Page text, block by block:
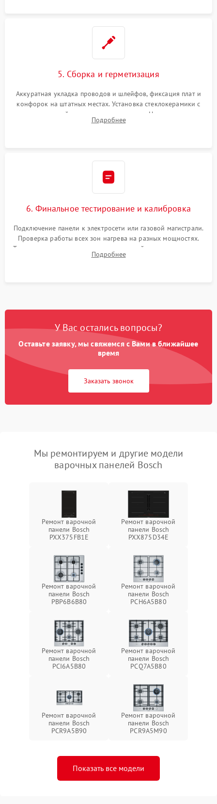
5. Сборка и герметизация
Аккуратная укладка проводов и шлейфов, фиксация плат и
конфорок на штатных местах. Установка стеклокерамики с
проверкой равномерности зазоров. Нанесение
термостойкого герметика или укладка уплотнительной
Подробнее
6. Финальное тестирование и калибровка
Подключение панели к электросети или газовой магистрали.
Проверка работы всех зон нагрева на разных мощностях.
Тестирование сенсорного управления, таймера, индикаторов
остаточного тепла и систем защиты от перегрева.
Подробнее
У Вас остались вопросы?
Оставьте заявку, мы свяжемся с Вами в ближайшее
время
Заказать звонок
Мы ремонтируем и другие модели
варочных панелей Bosch
Ремонт варочной
панели Bosch
PXX375FB1E
Ремонт варочной
панели Bosch
PXX875D34E
Ремонт варочной
панели Bosch
PBP6B6B80
Ремонт варочной
панели Bosch
PCH6A5B80
Ремонт варочной
панели Bosch
PCI6A5B80
Ремонт варочной
панели Bosch
PCQ7A5B80
Ремонт варочной
панели Bosch
PCR9A5B90
Ремонт варочной
панели Bosch
PCR9A5M90
Показать все модели